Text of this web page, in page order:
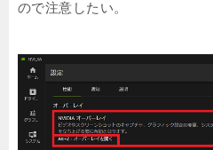
ので注意したい。